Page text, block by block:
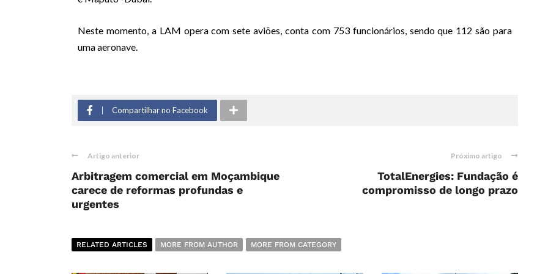
Neste momento, a LAM opera com sete aviões, conta com 753 funcionários, sendo que 112 são para
uma aeronave.
Compartilhar no Facebook
Artigo anterior
Arbitragem comercial em Moçambique
carece de reformas profundas e
urgentes
Próximo artigo
TotalEnergies: Fundação é
compromisso de longo prazo
RELATED ARTICLES MORE FROM AUTHOR MORE FROM CATEGORY